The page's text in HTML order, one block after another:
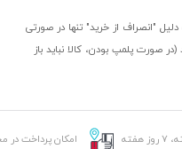
"انصراف از خرید" تنها در صورتی
صورت پلمپ بودن، کالا نباید باز
امکان پرداخت در